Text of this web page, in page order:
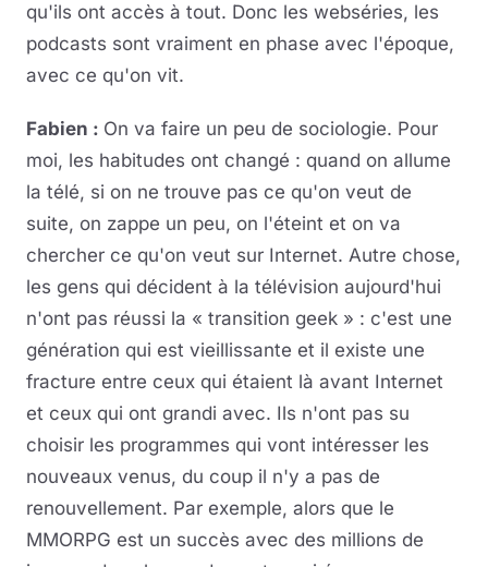
qu'ils ont accès à tout. Donc les webséries, les
podcasts sont vraiment en phase avec l'époque,
avec ce qu'on vit.
Fabien : On va faire un peu de sociologie. Pour
moi, les habitudes ont changé : quand on allume
la télé, si on ne trouve pas ce qu'on veut de
suite, on zappe un peu, on l'éteint et on va
chercher ce qu'on veut sur Internet. Autre chose,
les gens qui décident à la télévision aujourd'hui
n'ont pas réussi la « transition geek » : c'est une
génération qui est vieillissante et il existe une
fracture entre ceux qui étaient là avant Internet
et ceux qui ont grandi avec. Ils n'ont pas su
choisir les programmes qui vont intéresser les
nouveaux venus, du coup il n'y a pas de
renouvellement. Par exemple, alors que le
MMORPG est un succès avec des millions de